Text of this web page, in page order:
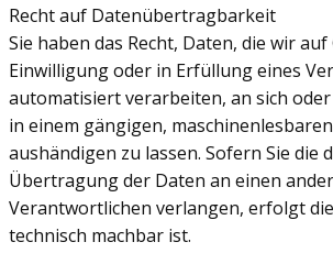
Recht auf Datenübertragbarkeit
Sie haben das Recht, Daten, die wir
Einwilligung oder in Erfüllung eines
automatisiert verarbeiten, an sich
in einem gängigen,
aushändigen zu lassen. Sofern Sie die
Übertragung der Daten an einen
Verantwortlichen verlangen, erfolgt
technisch machbar ist.